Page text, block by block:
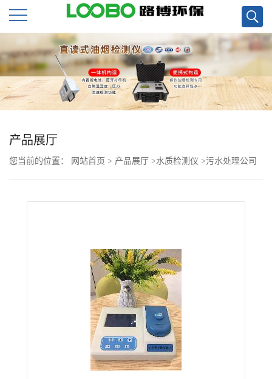
公
司
首
页
公
产品展厅
您当前的位置： 网站首页 > 产品展厅 >水质检测仪 >污水处理公司